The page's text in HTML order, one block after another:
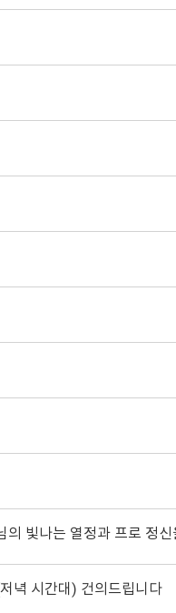
녁 시간대) 건의드립니다